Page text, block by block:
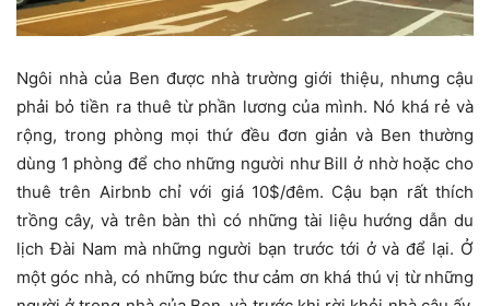
Ngôi nhà của Ben được nhà trường giới thiệu, nhưng cậu
phải bỏ tiền ra thuê từ phần lương của mình. Nó khá rẻ và
rộng, trong phòng mọi thứ đều đơn giản và Ben thường
dùng 1 phòng để cho những người như Bill ở nhờ hoặc cho
thuê trên Airbnb chỉ với giá 10$/đêm. Cậu bạn rất thích
trồng cây, và trên bàn thì có những tài liệu hướng dẫn du
lịch Đài Nam mà những người bạn trước tới ở và để lại. Ở
một góc nhà, có những bức thư cảm ơn khá thú vị từ những